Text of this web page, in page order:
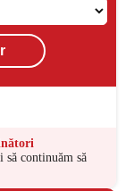
să continuăm să